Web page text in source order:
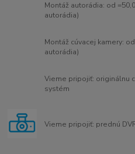
Montáž autorádia: od
autorádia)
Montáž cúvacej kamery:
autorádia)
Vieme pripojiť: originálnu
systém
Vieme pripojiť: prednú